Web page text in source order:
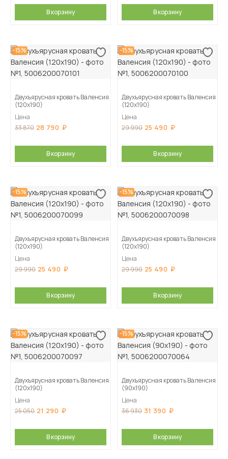
В корзину В корзину
-15%
Двухъярусная кровать Валенсия
(120х190)
Цена
33 870 28 790
В корзину
-15%
Двухъярусная кровать Валенсия
(120х190)
Цена
29 990 25 490
В корзину
-15%
Двухъярусная кровать Валенсия
(120х190)
Цена
29 990 25 490
В корзину
-15%
Двухъярусная кровать Валенсия
(120х190)
Цена
29 990 25 490
В корзину
-15%
Двухъярусная кровать Валенсия
(120х190)
Цена
25 050 21 290
В корзину
-15%
Двухъярусная кровать Валенсия
(90х190)
Цена
36 930 31 390
В корзину